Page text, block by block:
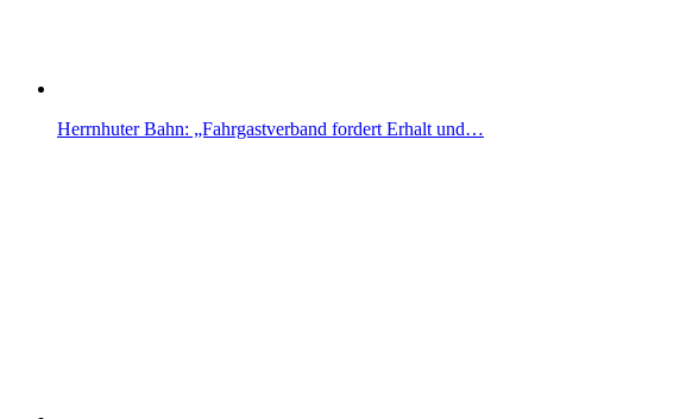
Herrnhuter Bahn: „Fahrgastverband fordert Erhalt und…